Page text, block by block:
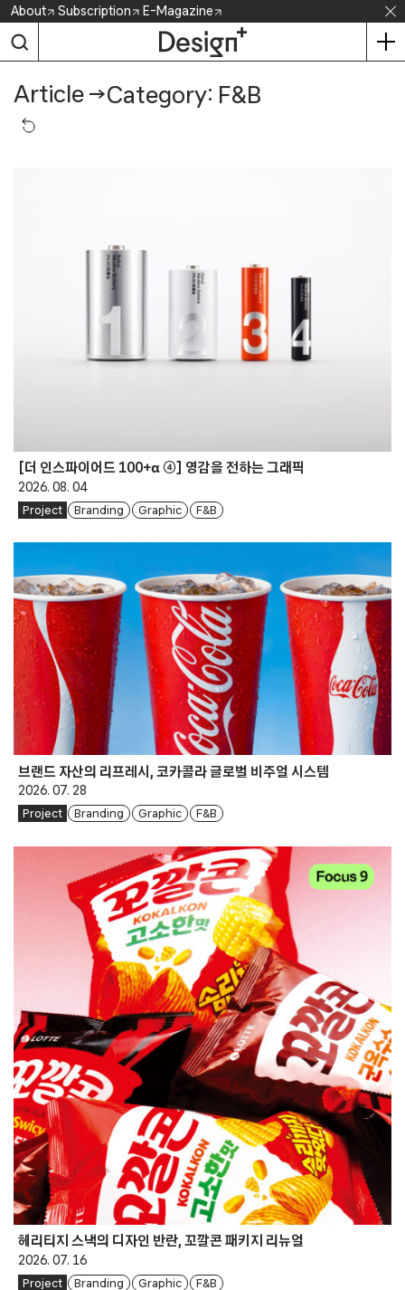
Skip
content
About Subscription E-Magazine
Article →Category: F&B
[더 인스파이어드 100+α ④] 영감을 전하는 그래픽
2026. 08. 04
Project Branding Graphic F&B
브랜드 자산의 리프레시, 코카콜라 글로벌 비주얼 시스템
2026. 07. 28
Project Branding Graphic F&B
헤리티지 스낵의 디자인 반란, 꼬깔콘 패키지 리뉴얼
2026. 07. 16
Project Branding Graphic F&B